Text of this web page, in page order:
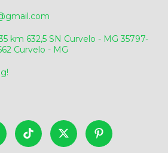
km 632,5 SN Curvelo - MG 35797-
Curvelo - MG